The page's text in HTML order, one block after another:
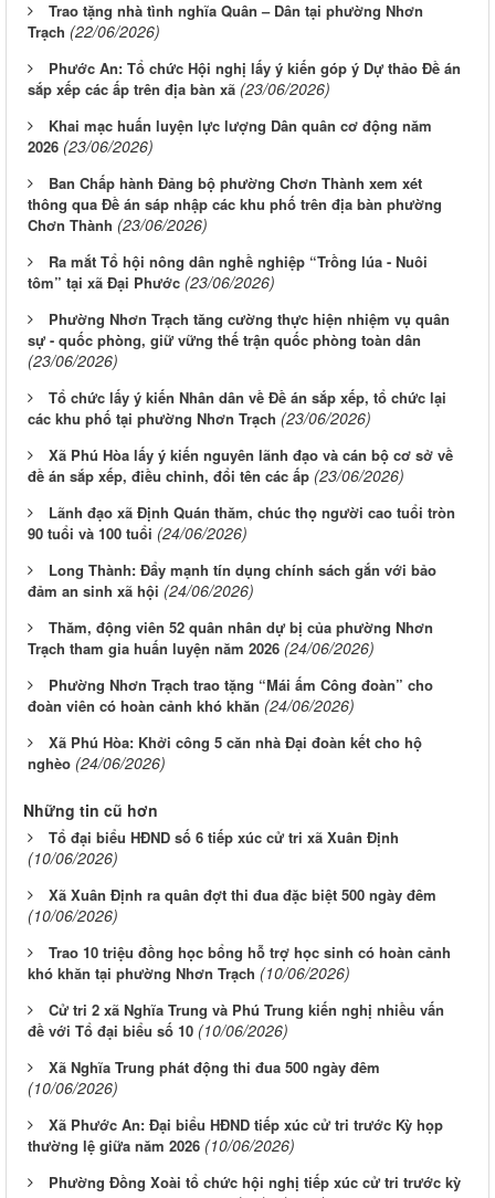
Trao tặng nhà tình nghĩa Quân – Dân tại phường Nhơn
Trạch (22/06/2026)
Phước An: Tổ chức Hội nghị lấy ý kiến góp ý Dự thảo Đề án
sắp xếp các ấp trên địa bàn xã (23/06/2026)
Khai mạc huấn luyện lực lượng Dân quân cơ động năm
2026 (23/06/2026)
Ban Chấp hành Đảng bộ phường Chơn Thành xem xét
thông qua Đề án sáp nhập các khu phố trên địa bàn phường
Chơn Thành (23/06/2026)
Ra mắt Tổ hội nông dân nghề nghiệp “Trồng lúa - Nuôi
tôm” tại xã Đại Phước (23/06/2026)
Phường Nhơn Trạch tăng cường thực hiện nhiệm vụ quân
sự - quốc phòng, giữ vững thế trận quốc phòng toàn dân
(23/06/2026)
Tổ chức lấy ý kiến Nhân dân về Đề án sắp xếp, tổ chức lại
các khu phố tại phường Nhơn Trạch (23/06/2026)
Xã Phú Hòa lấy ý kiến nguyên lãnh đạo và cán bộ cơ sở về
đề án sắp xếp, điều chỉnh, đổi tên các ấp (23/06/2026)
Lãnh đạo xã Định Quán thăm, chúc thọ người cao tuổi tròn
90 tuổi và 100 tuổi (24/06/2026)
Long Thành: Đẩy mạnh tín dụng chính sách gắn với bảo
đảm an sinh xã hội (24/06/2026)
Thăm, động viên 52 quân nhân dự bị của phường Nhơn
Trạch tham gia huấn luyện năm 2026 (24/06/2026)
Phường Nhơn Trạch trao tặng “Mái ấm Công đoàn” cho
đoàn viên có hoàn cảnh khó khăn (24/06/2026)
Xã Phú Hòa: Khởi công 5 căn nhà Đại đoàn kết cho hộ
nghèo (24/06/2026)
Những tin cũ hơn
Tổ đại biểu HĐND số 6 tiếp xúc cử tri xã Xuân Định
(10/06/2026)
Xã Xuân Định ra quân đợt thi đua đặc biệt 500 ngày đêm
(10/06/2026)
Trao 10 triệu đồng học bổng hỗ trợ học sinh có hoàn cảnh
khó khăn tại phường Nhơn Trạch (10/06/2026)
Cử tri 2 xã Nghĩa Trung và Phú Trung kiến nghị nhiều vấn
đề với Tổ đại biểu số 10 (10/06/2026)
Xã Nghĩa Trung phát động thi đua 500 ngày đêm
(10/06/2026)
Xã Phước An: Đại biểu HĐND tiếp xúc cử tri trước Kỳ họp
thường lệ giữa năm 2026 (10/06/2026)
Phường Đồng Xoài tổ chức hội nghị tiếp xúc cử tri trước kỳ